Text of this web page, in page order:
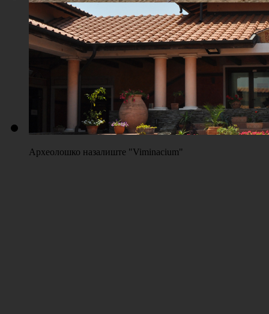
Плажа "Топољар" - Терени на песку
Археолошко назалиште "Viminacium"